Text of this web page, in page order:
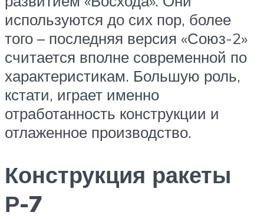
используются до сих пор, более
того – последняя версия «Союз-2»
считается вполне современной по
характеристикам. Большую роль,
кстати, играет именно
отработанность конструкции и
отлаженное производство.
Конструкция ракеты
Р-7